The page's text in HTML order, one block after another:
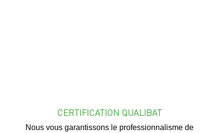
CERTIFICATION QUALIBAT
Nous vous garantissons le professionnalisme de